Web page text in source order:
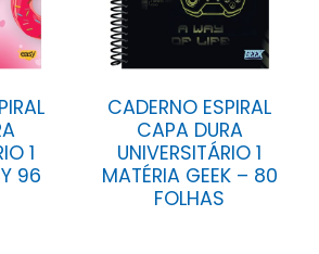
1
96
CADERNO ESPIRAL
CAPA DURA
UNIVERSITÁRIO 1
MATÉRIA GEEK – 80
FOLHAS